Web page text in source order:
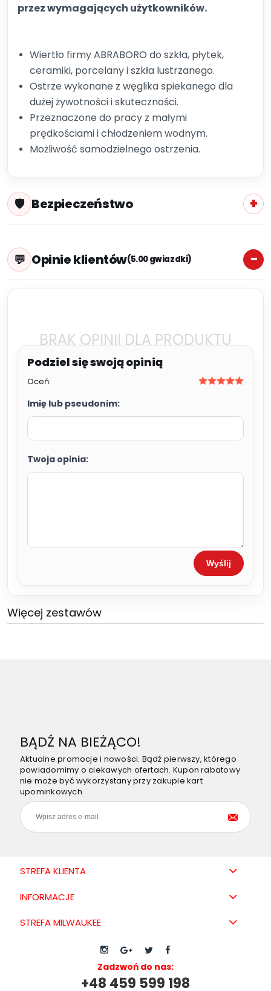
przez wymagających użytkowników.
Wiertło firmy ABRABORO do szkła, płytek,
ceramiki, porcelany i szkła lustrzanego.
Ostrze wykonane z węglika spiekanego dla
dużej żywotności i skuteczności.
Przeznaczone do pracy z małymi
prędkościami i chłodzeniem wodnym.
Możliwość samodzielnego ostrzenia.
Bezpieczeństwo
Opinie klientów(5.00 gwiazdki)
BRAK OPINII DLA PRODUKTU
Oceń:
Imię lub pseudonim:
Twoja opinia:
Wyślij
Więcej zestawów
BĄDŹ NA BIEŻĄCO!
Aktualne promocje i nowości. Bądź pierwszy, którego
powiadomimy o ciekawych ofertach. Kupon rabatowy
nie może być wykorzystany przy zakupie kart
upominkowych
STREFA KLIENTA
INFORMACJE
STREFA MILWAUKEE
Zadzwoń do nas:
+48 459 599 198